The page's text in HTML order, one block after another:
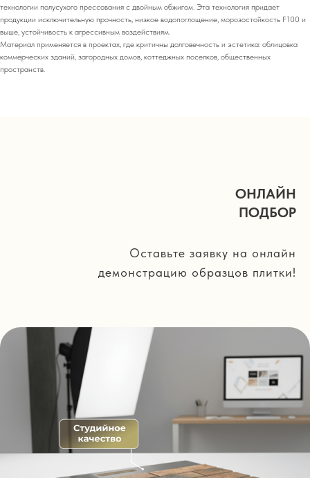
технологии полусухого прессования с двойным обжигом. Эта технология придает
продукции исключительную прочность, низкое водопоглощение, морозостойкость F100 и
выше, устойчивость к агрессивным воздействиям.
Материал применяется в проектах, где критичны долговечность и эстетика: облицовка
коммерческих зданий, загородных домов, коттеджных поселков, общественных
пространств.
ОНЛАЙН
ПОДБОР
Оставьте заявку на онлайн
демонстрацию образцов плитки!